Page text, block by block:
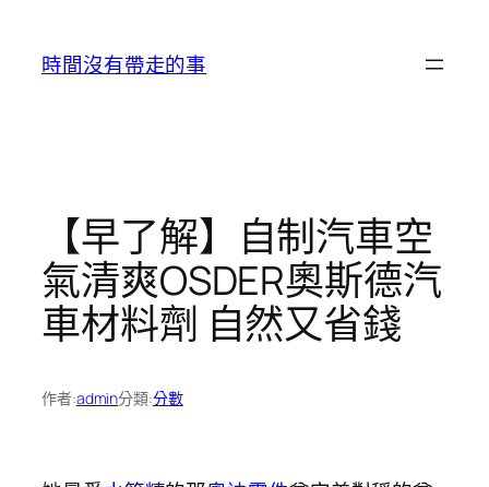
時間沒有帶走的事
【早了解】自制汽車空
氣清爽OSDER奧斯德汽
車材料劑 自然又省錢
作者:admin分類:分數